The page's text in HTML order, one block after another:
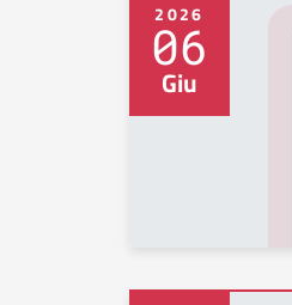
2026
06
Giu